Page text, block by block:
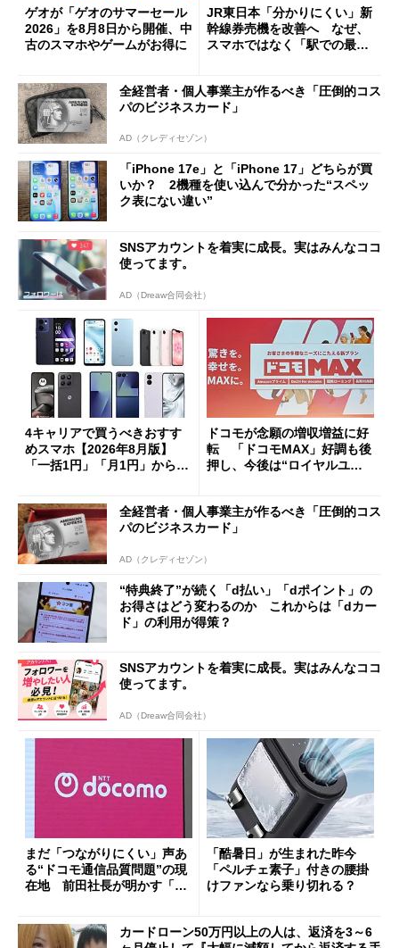
ゲオが「ゲオのサマーセール
2026」を8月8日から開催、中
古のスマホやゲームがお得に
JR東日本「分かりにくい」新
幹線券売機を改善へ なぜ、
スマホではなく「駅での最短
全経営者・個人事業主が作るべき「圧倒的コス
パのビジネスカード」
AD（クレディセゾン）
「iPhone 17e」と「iPhone 17」どちらが買
いか？ 2機種を使い込んで分かった“スペッ
ク表にない違い”
SNSアカウントを着実に成長。実はみんなココ
使ってます。
AD（Dreaw合同会社）
4キャリアで買うべきおすす
めスマホ【2026年8月版】
「一括1円」「月1円」からお
ドコモが念願の増収増益に好
転 「ドコモMAX」好調も後
押し、今後は“ロイヤルユー
全経営者・個人事業主が作るべき「圧倒的コス
パのビジネスカード」
AD（クレディセゾン）
“特典終了”が続く「d払い」「dポイント」の
お得さはどう変わるのか これからは「dカー
ド」の利用が得策？
SNSアカウントを着実に成長。実はみんなココ
使ってます。
AD（Dreaw合同会社）
まだ「つながりにくい」声あ
る“ドコモ通信品質問題”の現
在地 前田社長が明かす「道
「酷暑日」が生まれた昨今
「ペルチェ素子」付きの腰掛
けファンなら乗り切れる？
カードローン50万円以上の人は、返済を3～6